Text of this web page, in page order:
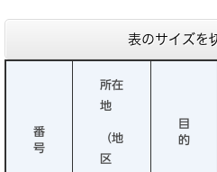
表のサイズを
番
号
所在
地
（地
区
目
的